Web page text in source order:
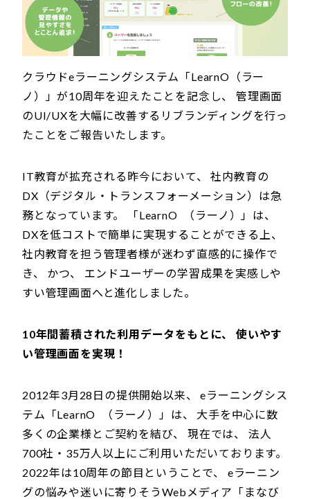
クラウドeラーニングシステム「LearnO（ラー
ノ）」が10周年を迎えたことを記念し、 管理画面
のUI/UXを大幅に改善するリブランディングを行っ
たことをご報告いたします。
IT教育が拡充される昨今において、 社内教育の
DX（デジタル・トランスフォーメーション）は急
務となっています。 「LearnO （ラーノ）」は、
DXを低コストで簡単に実現することができる上、
社内教育を担う管理者様が迷わず直感的に操作で
き、 かつ、 エンドユーザーの学習成果を実感しや
すい管理画面へと進化しました。
10年間蓄積された利用データをもとに、 使いやす
い管理画面を実現！
2012年3月28日の提供開始以来、 eラーニングシス
テム「LearnO （ラーノ）」は、 大手を中心に数
多くの企業様とご契約を結び、 現在では、 法人
700社・35万人以上にご利用いただいております。
2022年は10周年の節目ということで、 eラーニン
グの悩みや迷いに寄りそうWebメディア「まなび